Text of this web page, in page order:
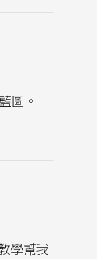
圖。
學幫我